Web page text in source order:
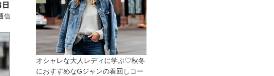
信
オシャレな大人レディに学ぶ♡秋冬
におすすめなGジャンの着回しコー